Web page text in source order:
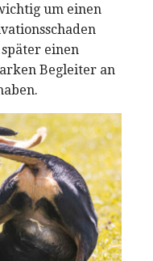
um einen
einen
Begleiter an